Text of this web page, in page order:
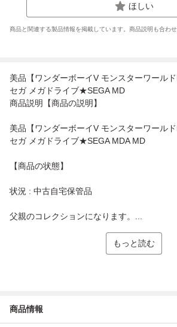
ほしい
商品と関連する製品情報を掲載しています。商品説明も合わせ
美品【ワンダーボーイV モンスターワール
セガ メガドライブ★SEGA MD
商品説明【商品の説明】
美品【ワンダーボーイV モンスターワール
セガ メガドライブ★SEGA MDA MD
【商品の状態】
状況 : 中古自宅保管品
父親のコレクションになります。...
もっと読む
商品情報